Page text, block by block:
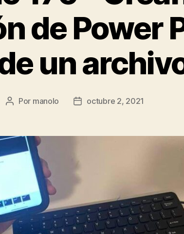
de Power
un
Autor
entrada
Por manolo
Fecha
entrada
octubre 2, 2021